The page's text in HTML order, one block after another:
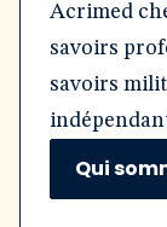
Acrimed
savoirs
savoirs
Qui